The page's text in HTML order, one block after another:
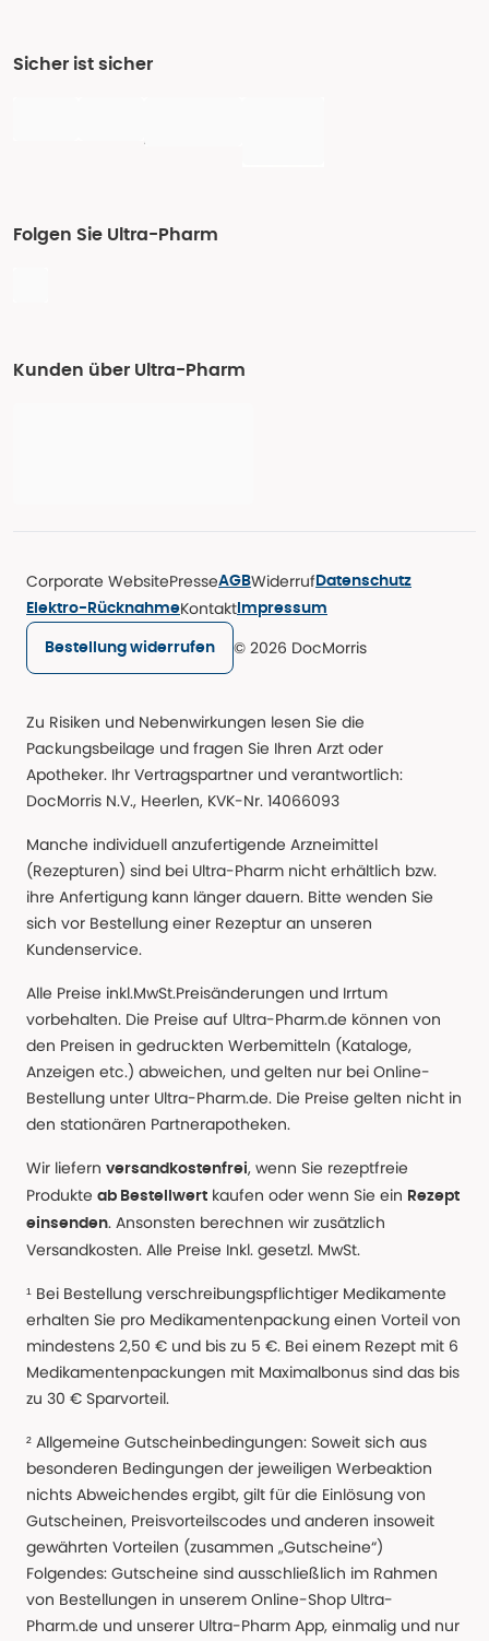
Sicher ist sicher
Folgen Sie Ultra-Pharm
Kunden über Ultra-Pharm
Corporate WebsitePresseAGBWiderruf Datenschutz
Elektro-RücknahmeKontakt Impressum
Bestellung widerrufen © 2026 DocMorris
Zu Risiken und Nebenwirkungen lesen Sie die
Packungsbeilage und fragen Sie Ihren Arzt oder
Apotheker. Ihr Vertragspartner und verantwortlich:
DocMorris N.V., Heerlen, KVK-Nr. 14066093
Manche individuell anzufertigende Arzneimittel
(Rezepturen) sind bei Ultra-Pharm nicht erhältlich bzw.
ihre Anfertigung kann länger dauern. Bitte wenden Sie
sich vor Bestellung einer Rezeptur an unseren
Kundenservice.
Alle Preise inkl.MwSt.Preisänderungen und Irrtum
vorbehalten. Die Preise auf Ultra-Pharm.de können von
den Preisen in gedruckten Werbemitteln (Kataloge,
Anzeigen etc.) abweichen, und gelten nur bei Online-
Bestellung unter Ultra-Pharm.de. Die Preise gelten nicht in
den stationären Partnerapotheken.
Wir liefern versandkostenfrei, wenn Sie rezeptfreie
Produkte ab Bestellwert kaufen oder wenn Sie ein Rezept
einsenden. Ansonsten berechnen wir zusätzlich
Versandkosten. Alle Preise Inkl. gesetzl. MwSt.
¹ Bei Bestellung verschreibungspflichtiger Medikamente
erhalten Sie pro Medikamentenpackung einen Vorteil von
mindestens 2,50 € und bis zu 5 €. Bei einem Rezept mit 6
Medikamentenpackungen mit Maximalbonus sind das bis
zu 30 € Sparvorteil.
² Allgemeine Gutscheinbedingungen: Soweit sich aus
besonderen Bedingungen der jeweiligen Werbeaktion
nichts Abweichendes ergibt, gilt für die Einlösung von
Gutscheinen, Preisvorteilscodes und anderen insoweit
gewährten Vorteilen (zusammen „Gutscheine“)
Folgendes: Gutscheine sind ausschließlich im Rahmen
von Bestellungen in unserem Online-Shop Ultra-
Pharm.de und unserer Ultra-Pharm App, einmalig und nur